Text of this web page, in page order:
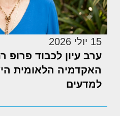
15 יולי 2026
ערב עיון לכבוד פרופ
האקדמיה הלאומית
למדעים